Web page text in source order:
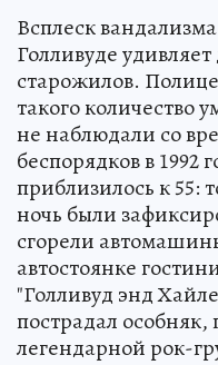
Всплеск
Голливуде
старожилов.
такого
не наблюдали со
беспорядков в 1992
приблизилось к 55:
ночь были
сгорели
автостоянке
"Голливуд энд
пострадал
легендарной рок-